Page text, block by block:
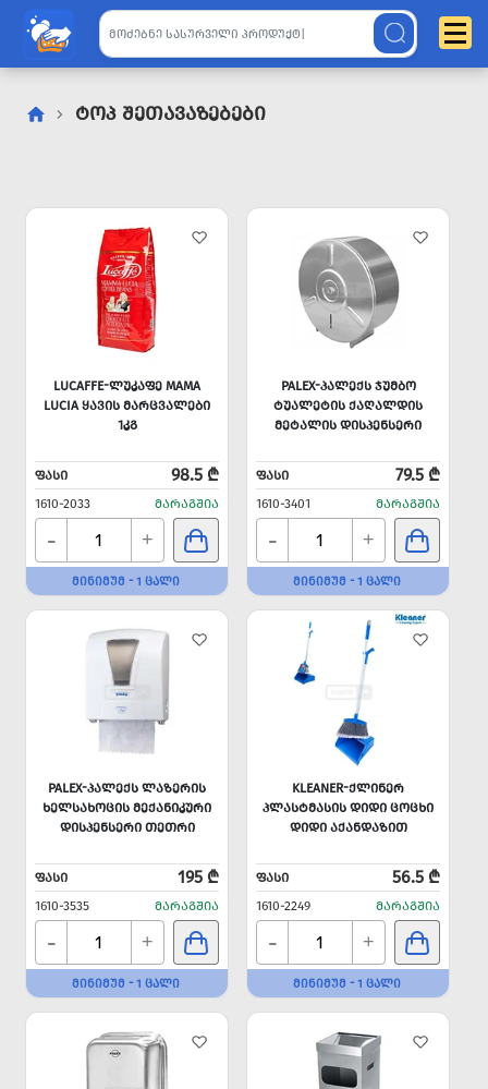
Ტოპ Შეთავაზებები
LUCAFFE-ᲚᲣᲙᲐᲤᲔ MAMA
LUCIA ᲧᲐᲕᲘᲡ ᲛᲐᲠᲪᲕᲐᲚᲔᲑᲘ
1ᲙᲒ
ᲤᲐᲡᲘ 98.5 ₾
1610-2033 ᲛᲐᲠᲐᲒᲨᲘᲐ
- +
ᲛᲘᲜᲘᲛᲣᲛ - 1 ᲪᲐᲚᲘ
PALEX-ᲞᲐᲚᲔᲥᲡ ᲯᲣᲛᲑᲝ
ᲢᲣᲐᲚᲔᲢᲘᲡ ᲥᲐᲦᲐᲚᲓᲘᲡ
ᲛᲔᲢᲐᲚᲘᲡ ᲓᲘᲡᲞᲔᲜᲡᲔᲠᲘ
ᲤᲐᲡᲘ 79.5 ₾
1610-3401 ᲛᲐᲠᲐᲒᲨᲘᲐ
- +
ᲛᲘᲜᲘᲛᲣᲛ - 1 ᲪᲐᲚᲘ
PALEX-ᲞᲐᲚᲔᲥᲡ ᲚᲐᲖᲔᲠᲘᲡ
ᲮᲔᲚᲡᲐᲮᲝᲪᲘᲡ ᲛᲔᲥᲐᲜᲘᲙᲣᲠᲘ
ᲓᲘᲡᲞᲔᲜᲡᲔᲠᲘ ᲗᲔᲗᲠᲘ
ᲤᲐᲡᲘ 195 ₾
1610-3535 ᲛᲐᲠᲐᲒᲨᲘᲐ
- +
ᲛᲘᲜᲘᲛᲣᲛ - 1 ᲪᲐᲚᲘ
KLEANER-ᲥᲚᲘᲜᲔᲠ
ᲞᲚᲐᲡᲢᲛᲐᲡᲘᲡ ᲓᲘᲓᲘ ᲪᲝᲪᲮᲘ
ᲓᲘᲓᲘ ᲐᲥᲐᲜᲓᲐᲖᲘᲗ
ᲤᲐᲡᲘ 56.5 ₾
1610-2249 ᲛᲐᲠᲐᲒᲨᲘᲐ
- +
ᲛᲘᲜᲘᲛᲣᲛ - 1 ᲪᲐᲚᲘ